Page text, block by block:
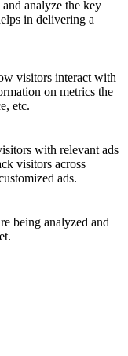
analyze the key
in delivering a
visitors interact with
on metrics the
etc.
with relevant ads
visitors across
ads.
being analyzed and